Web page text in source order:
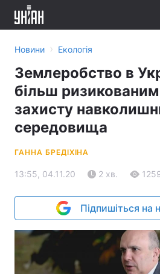
Новини › Екологія
Землеробство в
більш ризикованим
захисту
середовища
ГАННА БРЕДІХІНА
13:55, 04.11.20 2 хв.
Підпишіться на